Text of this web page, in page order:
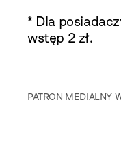
* Dla
wstęp 2 zł.
PATRON MEDIALNY